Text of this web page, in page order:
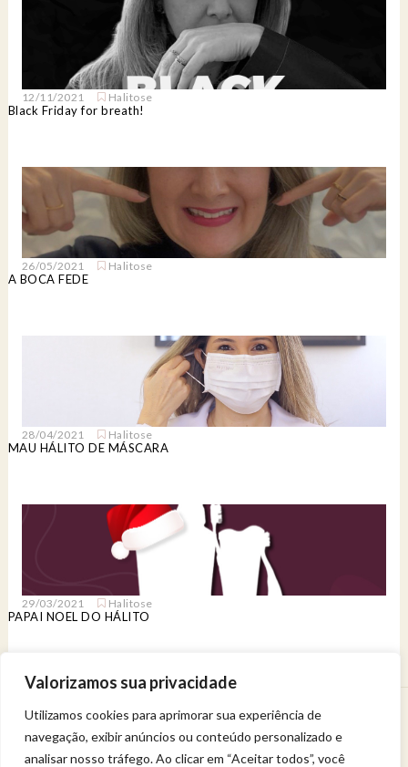
Valorizamos sua privacidade
Utilizamos cookies para aprimorar sua experiência de
navegação, exibir anúncios ou conteúdo personalizado e
analisar nosso tráfego. Ao clicar em “Aceitar todos”, você
12/11/2021 Halitose
Black Friday for breath!
26/05/2021 Halitose
A BOCA FEDE
28/04/2021 Halitose
MAU HÁLITO DE MÁSCARA
29/03/2021 Halitose
PAPAI NOEL DO HÁLITO
Venha viver uma experiência de bem-estar.
Entregue a sua saúde a uma profissional qualificada.
Política de privacidade